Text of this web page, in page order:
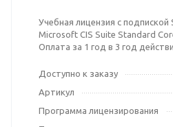
Учебная лицензия с
Microsoft CIS Suite Standard
Оплата за 1 год в 3 год
Доступно к заказу
Артикул
Программа лицензирования